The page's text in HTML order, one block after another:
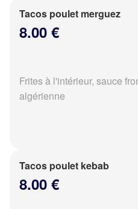
Tacos poulet merguez
8.00 €
Frites à l'intérieur, sauce
algérienne
Tacos poulet kebab
8.00 €